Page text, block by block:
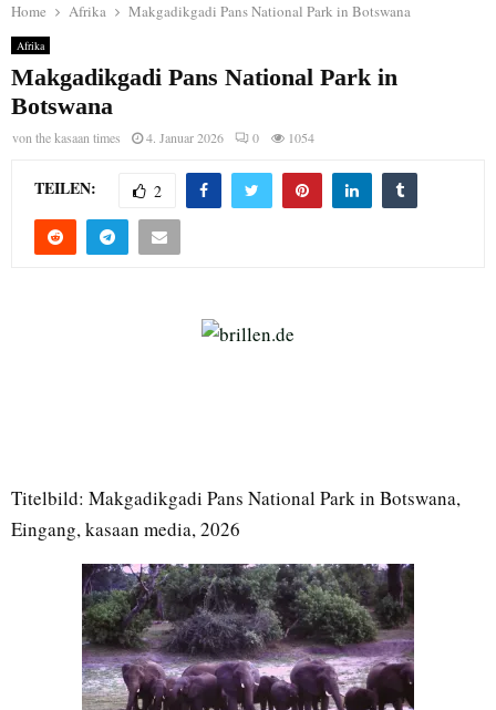
Home Afrika Makgadikgadi Pans National Park in Botswana
Afrika
Makgadikgadi Pans National Park in
Botswana
vonthe kasaan times 4. Januar 2026 0 1054
TEILEN: 2
Titelbild: Makgadikgadi Pans National Park in Botswana,
Eingang, kasaan media, 2026